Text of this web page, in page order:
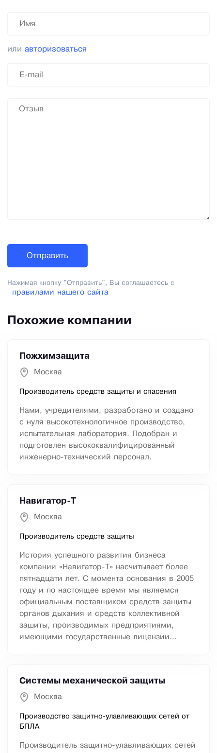
или авторизоваться
Нажимая кнопку "Отправить", Вы соглашаетесь с
правилами нашего сайта
Похожие компании
Пожхимзащита
Москва
Производитель средств защиты и спасения
Нами, учредителями, разработано и создано
с нуля высокотехнологичное производство,
испытательная лаборатория. Подобран и
подготовлен высококвалифицированный
инженерно-технический персонал.
Навигатор-Т
Москва
Производитель средств защиты
История успешного развития бизнеса
компании «Навигатор-Т» насчитывает более
пятнадцати лет. С момента основания в 2005
году и по настоящее время мы являемся
официальным поставщиком средств защиты
органов дыхания и средств коллективной
зашиты, производимых предприятиями,
имеющими государственные лицензии...
Системы механической защиты
Москва
Производство защитно-улавливающих сетей от
БПЛА
Производитель защитно-улавливающих сетей